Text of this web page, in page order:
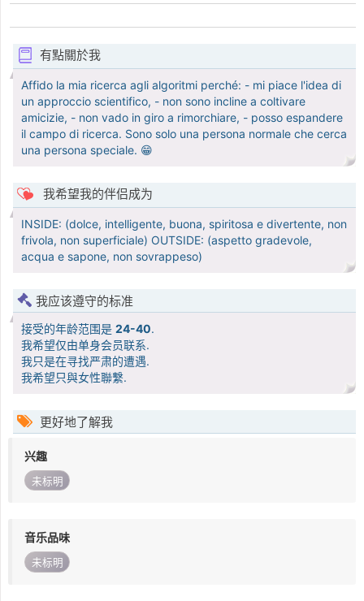
有點關於我
Affido la mia ricerca agli algoritmi perché: - mi piace l'idea di
un approccio scientifico, - non sono incline a coltivare
amicizie, - non vado in giro a rimorchiare, - posso espandere
il campo di ricerca. Sono solo una persona normale che cerca
una persona speciale. 😁
我希望我的伴侣成为
INSIDE: (dolce, intelligente, buona, spiritosa e divertente, non
frivola, non superficiale) OUTSIDE: (aspetto gradevole,
acqua e sapone, non sovrappeso)
我应该遵守的标准
接受的年龄范围是 24-40.
我希望仅由单身会员联系.
我只是在寻找严肃的遭遇.
我希望只與女性聯繫.
更好地了解我
兴趣
未标明
音乐品味
未标明